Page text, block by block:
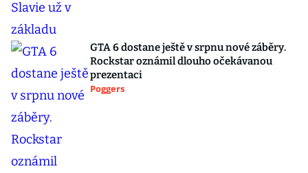
GTA 6 dostane ještě v srpnu nové záběry.
Rockstar oznámil dlouho očekávanou
prezentaci
Poggers